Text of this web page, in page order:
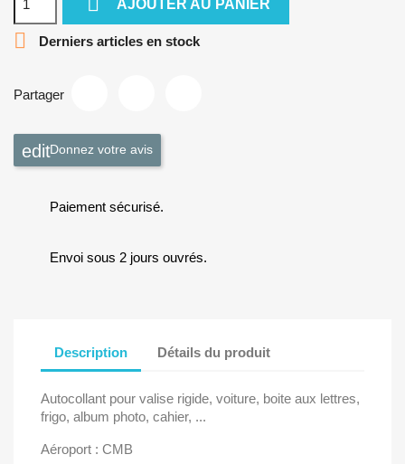
AJOUTER AU PANIER
 Derniers articles en stock
Partager
Donnez votre avis
Paiement sécurisé.
Envoi sous 2 jours ouvrés.
Description Détails du produit
Autocollant pour valise rigide, voiture, boite aux lettres,
frigo, album photo, cahier, ...
Aéroport : CMB